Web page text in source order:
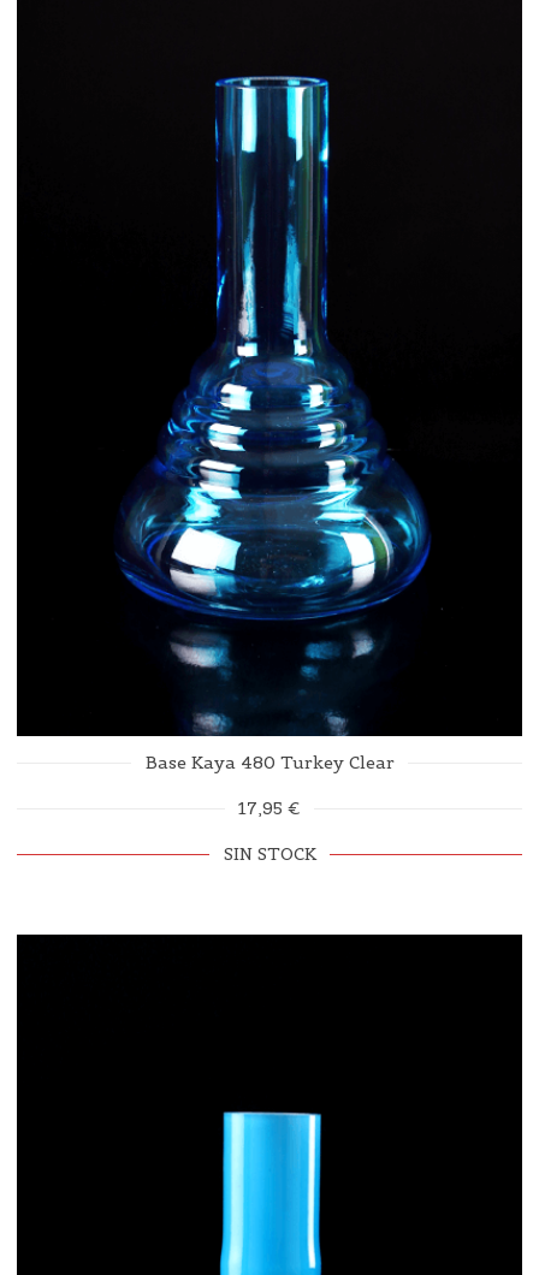
Base Kaya 480 Turkey Clear
17,95 €
SIN STOCK